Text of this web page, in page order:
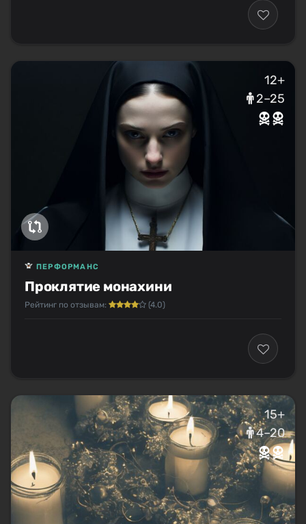
12+
2–25
Проклятие монахини
ПЕРФОРМАНС
Рейтинг по отзывам: (4.0)
15+
4–20